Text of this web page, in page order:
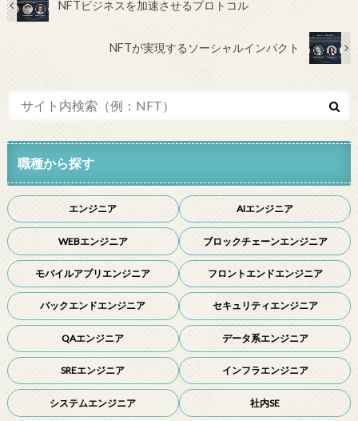
NFTビジネスを加速させるプロトコル
NFTが実現するソーシャルインパクト
職種から探す
エンジニア AIエンジニア
WEBエンジニア ブロックチェーンエンジニア
モバイルアプリエンジニア フロントエンドエンジニア
バックエンドエンジニア セキュリティエンジニア
QAエンジニア データ系エンジニア
SREエンジニア インフラエンジニア
システムエンジニア 社内SE